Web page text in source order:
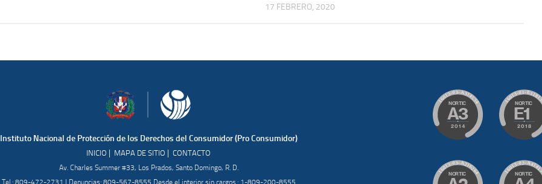
17 FEBRERO, 2020
Instituto Nacional de Protección de los Derechos del Consumidor (Pro Consumidor)
INICIO | MAPA DE SITIO | CONTACTO
Av. Charles Summer #33, Los Prados, Santo Domingo, R. D.
Tel.: 809-472-2731 | Denuncias: 809-567-8555 Desde el interior sin cargos.: 1-809-200-8555